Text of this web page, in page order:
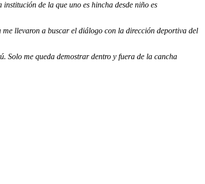
de la que uno es hincha desde niño es
me llevaron a buscar el diálogo con la dirección deportiva del
Solo me queda demostrar dentro y fuera de la cancha